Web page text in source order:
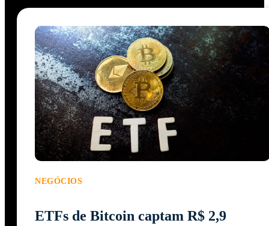
NEGÓCIOS
ETFs de Bitcoin captam R$ 2,9